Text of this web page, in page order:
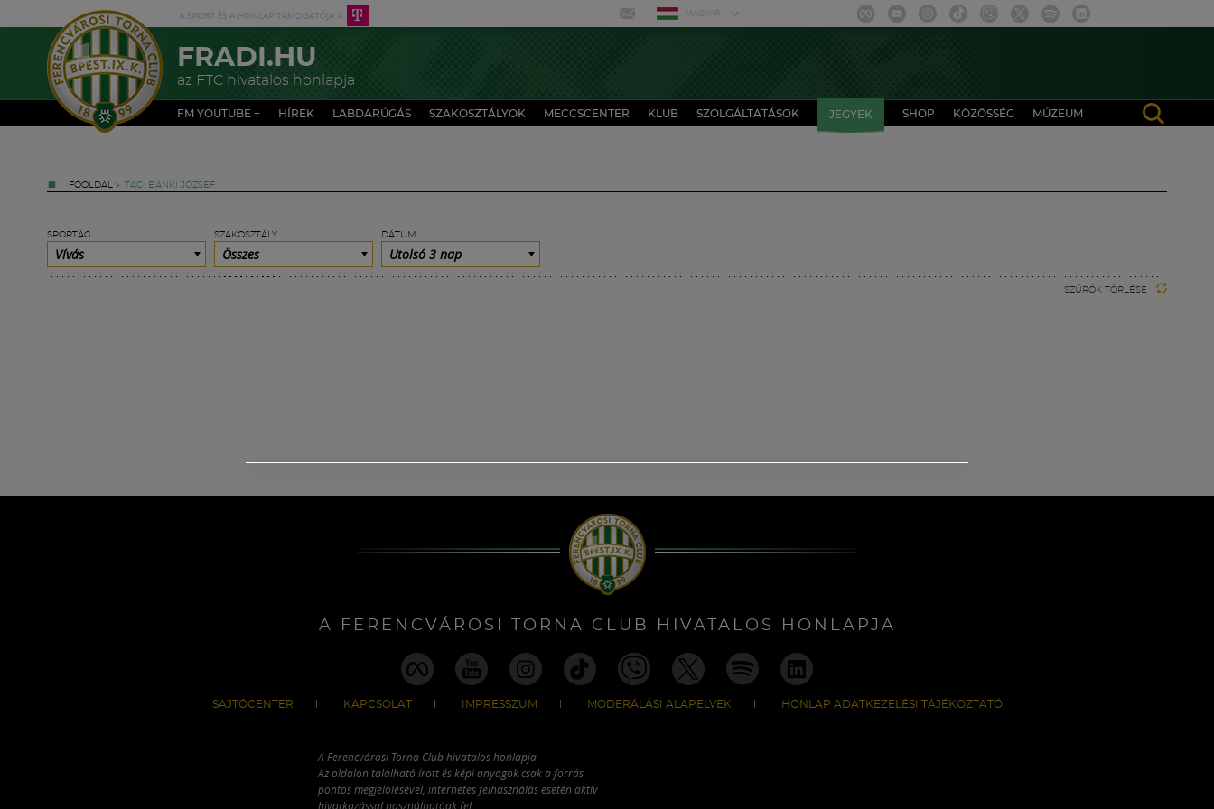
MAGYAR
FRADI.HU
az FTC hivatalos honlapja
FM YOUTUBE + HÍREK LABDARÚGÁS SZAKOSZTÁLYOK MECCSCENTER KLUB SZOLGÁLTATÁSOK JEGYEK SHOP KÖZÖSSÉG MÚZEUM
FŐOLDAL » TAG: BÁNKI JÓZSEF
SPORTÁG
Vívás
SZAKOSZTÁLY
Összes
DÁTUM
Utolsó 3 nap
SZŰRŐK TÖRLÉSE
A FERENCVÁROSI TORNA CLUB HIVATALOS HONLAPJA
SAJTÓCENTER KAPCSOLAT IMPRESSZUM MODERÁLÁSI ALAPELVEK HONLAP ADATKEZELÉSI TÁJÉKOZTATÓ
A Ferencvárosi Torna Club hivatalos honlapja
Az oldalon található írott és képi anyagok csak a forrás
pontos megjelölésével, internetes felhasználás esetén aktív
hivatkozással használhatóak fel.